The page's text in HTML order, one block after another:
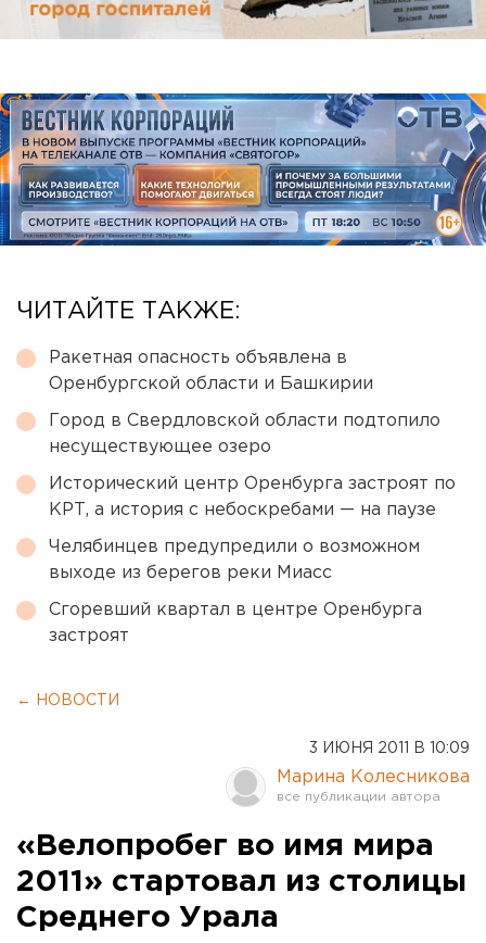
ЧИТАЙТЕ ТАКЖЕ:
Ракетная опасность объявлена в
Оренбургской области и Башкирии
Город в Свердловской области подтопило
несуществующее озеро
Исторический центр Оренбурга застроят по
КРТ, а история с небоскребами — на паузе
Челябинцев предупредили о возможном
выходе из берегов реки Миасс
Сгоревший квартал в центре Оренбурга
застроят
← НОВОСТИ
3 ИЮНЯ 2011 В 10:09
Марина Колесникова
«Велопробег во имя мира
2011» стартовал из столицы
Среднего Урала